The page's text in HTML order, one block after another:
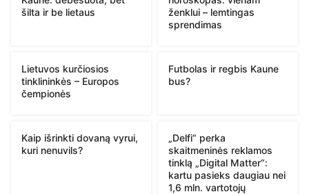
šilta ir be lietaus
ženklui – lemtingas
sprendimas
Lietuvos kurčiosios
tinklininkės – Europos
čempionės
Futbolas ir regbis Kaune
bus?
Kaip išrinkti dovaną vyrui,
kuri nenuvils?
„Delfi“ perka
skaitmeninės reklamos
tinklą „Digital Matter“:
kartu pasieks daugiau nei
1,6 mln. vartotojų